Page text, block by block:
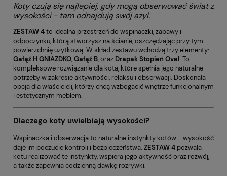
Koty czują się najlepiej, gdy mogą obserwować świat z
wysokości - tam odnajdują swój azyl.
ZESTAW 4to idealna przestrzeń do wspinaczki, zabawy i
odpoczynku, którą stworzysz na ścianie, oszczędzając przy tym
powierzchnię użytkową. W skład zestawu wchodzą trzy elementy:
Gałąź H GNIAZDKO,Gałąź B, oraz Drapak Stopień Oval. To
kompleksowe rozwiązanie dla kota, które spełnia jego naturalne
potrzeby w zakresie aktywności, relaksu i obserwacji. Doskonała
opcja dla właścicieli, którzy chcą wzbogacić wnętrze funkcjonalnym
i estetycznym meblem.
Dlaczego koty uwielbiają wysokości?
Wspinaczka i obserwacja to naturalne instynkty kotów - wysokość
daje im poczucie kontroli i bezpieczeństwa. ZESTAW 4 pozwala
kotu realizować te instynkty, wspiera jego aktywność oraz rozwój,
a także zapewnia codzienną dawkę rozrywki.